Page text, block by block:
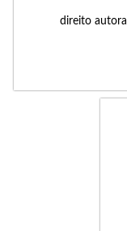
direito autoral